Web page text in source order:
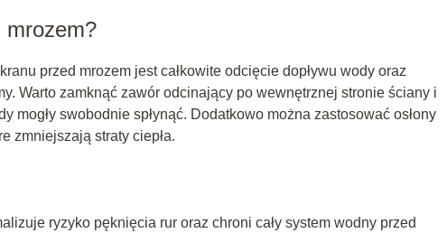
mrozem?
przed mrozem jest całkowite odcięcie dopływu wody oraz
Warto zamknąć zawór odcinający po wewnętrznej stronie ściany i
mogły swobodnie spłynąć. Dodatkowo można zastosować osłony
zmniejszają straty ciepła.
ryzyko pęknięcia rur oraz chroni cały system wodny przed